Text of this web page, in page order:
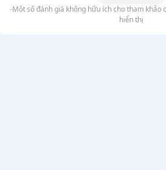
-Một số đánh giá không hữu ích cho tham khảo
hiển thị